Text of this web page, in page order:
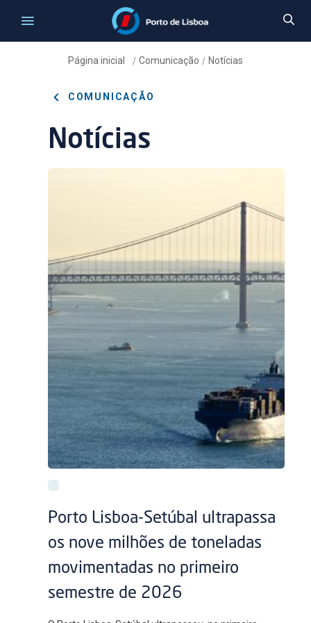
Página inicial / Comunicação / Notícias
COMUNICAÇÃO
Notícias
Porto Lisboa-Setúbal ultrapassa
os nove milhões de toneladas
movimentadas no primeiro
semestre de 2026